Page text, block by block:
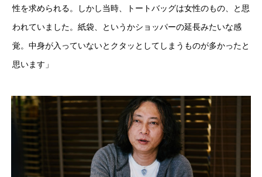
性を求められる。しかし当時、トートバッグは女性のもの、と思
われていました。紙袋、というかショッパーの延長みたいな感
覚。中身が入っていないとクタッとしてしまうものが多かったと
思います」